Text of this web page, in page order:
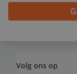
Volg ons op